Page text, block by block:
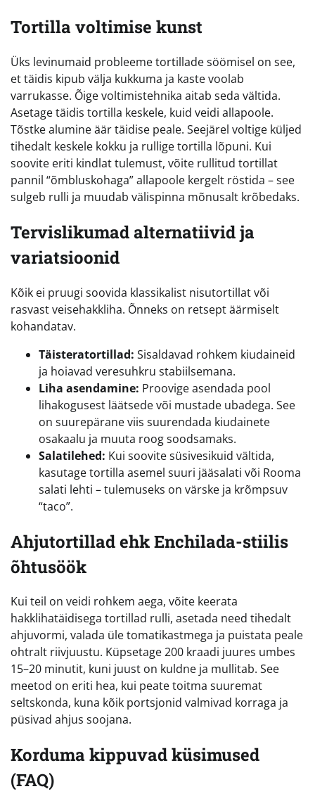
Tortilla voltimise kunst
Üks levinumaid probleeme tortillade söömisel on see,
et täidis kipub välja kukkuma ja kaste voolab
varrukasse. Õige voltimistehnika aitab seda vältida.
Asetage täidis tortilla keskele, kuid veidi allapoole.
Tõstke alumine äär täidise peale. Seejärel voltige küljed
tihedalt keskele kokku ja rullige tortilla lõpuni. Kui
soovite eriti kindlat tulemust, võite rullitud tortillat
pannil “õmbluskohaga” allapoole kergelt röstida – see
sulgeb rulli ja muudab välispinna mõnusalt krõbedaks.
Tervislikumad alternatiivid ja
variatsioonid
Kõik ei pruugi soovida klassikalist nisutortillat või
rasvast veisehakkliha. Õnneks on retsept äärmiselt
kohandatav.
Täisteratortillad: Sisaldavad rohkem kiudaineid
ja hoiavad veresuhkru stabiilsemana.
Liha asendamine: Proovige asendada pool
lihakogusest läätsede või mustade ubadega. See
on suurepärane viis suurendada kiudainete
osakaalu ja muuta roog soodsamaks.
Salatilehed: Kui soovite süsivesikuid vältida,
kasutage tortilla asemel suuri jääsalati või Rooma
salati lehti – tulemuseks on värske ja krõmpsuv
“taco”.
Ahjutortillad ehk Enchilada-stiilis
õhtusöök
Kui teil on veidi rohkem aega, võite keerata
hakklihatäidisega tortillad rulli, asetada need tihedalt
ahjuvormi, valada üle tomatikastmega ja puistata peale
ohtralt riivjuustu. Küpsetage 200 kraadi juures umbes
15–20 minutit, kuni juust on kuldne ja mullitab. See
meetod on eriti hea, kui peate toitma suuremat
seltskonda, kuna kõik portsjonid valmivad korraga ja
püsivad ahjus soojana.
Korduma kippuvad küsimused
(FAQ)